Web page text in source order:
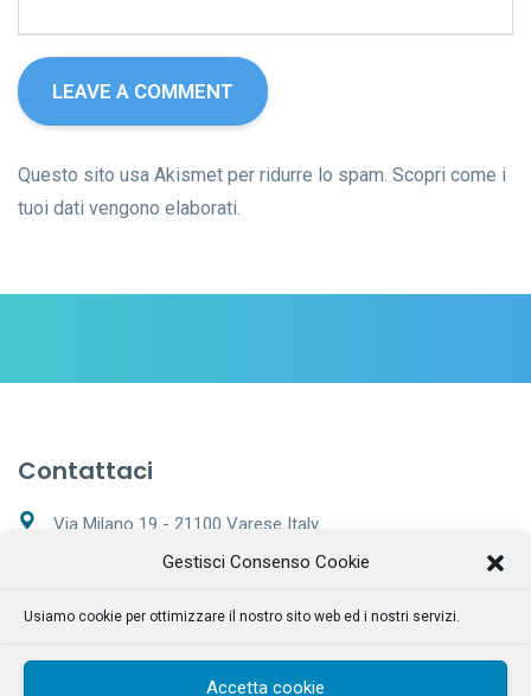
Gestisci Consenso Cookie
Usiamo cookie per ottimizzare il nostro sito web ed i nostri servizi.
Accetta cookie
Questo sito usa Akismet per ridurre lo spam. Scopri come i
tuoi dati vengono elaborati.
Contattaci
Via Milano 19 - 21100 Varese Italy
info@tecnoclean.net